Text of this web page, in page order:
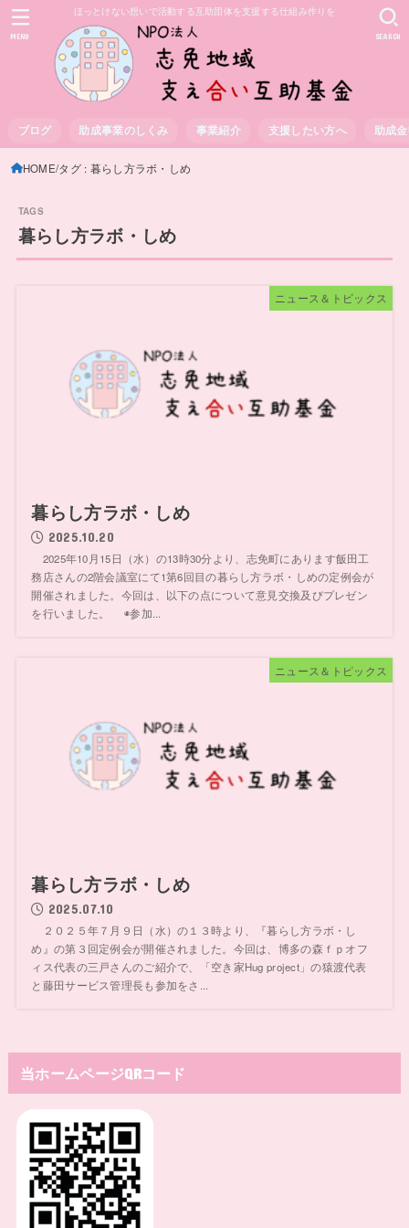
ほっとけない想いで活動する互助団体を支援する仕組み作りを
ブログ 助成事業のしくみ 事業紹介 支援したい方へ 助成
SEARCH
MENU
HOME タグ : 暮らし方ラボ・しめ
暮らし方ラボ・しめ
ニュース＆トピックス
暮らし方ラボ・しめ
2025.10.20
2025年10月15日（水）の13時30分より、志免町にあります飯田工
務店さんの2階会議室にて1第6回目の暮らし方ラボ・しめの定例会が
開催されました。今回は、以下の点について意見交換及びプレゼン
を行いました。 ◉参加...
ニュース＆トピックス
暮らし方ラボ・しめ
2025.07.10
２０２５年７月９日（水）の１３時より、『暮らし方ラボ・し
め』の第３回定例会が開催されました。今回は、博多の森ｆｐオフ
ィス代表の三戸さんのご紹介で、「空き家Hug project」の猿渡代表
と藤田サービス管理長も参加をさ...
当ホームページQRコード